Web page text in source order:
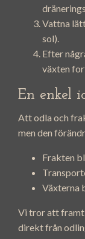
Vattna
sol).
Efter
växten
En enkel
Att odla och
men den
Frakten
Växterna
Vi tror att
direkt från